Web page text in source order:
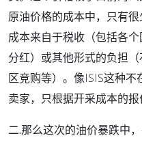
原油价格的成本中，只有
成本来自于税收（包括各
分红）或其他形式的负担
区竞购等）。像ISIS这种
卖家，只根据开采成本的报
二.那么这次的油价暴跌中